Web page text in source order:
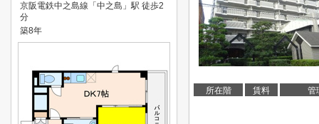
所在階 賃料 管
京阪電鉄中之島線「中之島」駅 徒歩2
分
築8年